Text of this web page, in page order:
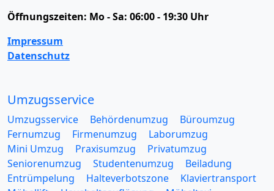
Öffnungszeiten: Mo - Sa: 06:00 - 19:30 Uhr
Impressum
Datenschutz
Umzugsservice
Umzugsservice Behördenumzug
Büroumzug
Fernumzug
Firmenumzug
Laborumzug
Mini Umzug
Praxisumzug
Privatumzug
Seniorenumzug
Studentenumzug
Beiladung
Entrümpelung
Halteverbotszone
Klaviertransport